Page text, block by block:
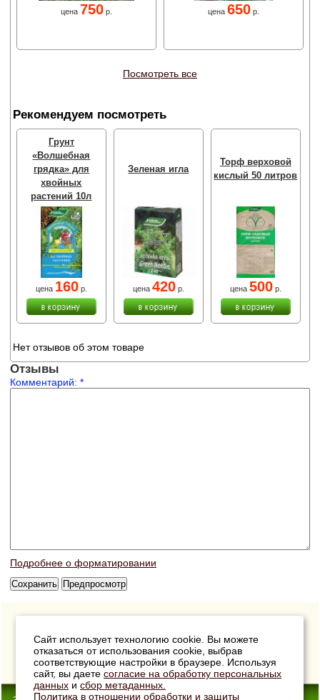
цена 750 р. цена 650 р.
Посмотреть все
Рекомендуем посмотреть
Грунт
«Волшебная
грядка» для
хвойных
растений 10л
цена 160р.
Зеленая игла
цена 420р.
Торф верховой
кислый 50 литров
цена 500р.
Нет отзывов об этом товаре
Отзывы
Комментарий: *
Подробнее о форматировании
Сайт использует технологию cookie. Вы можете
отказаться от использования cookie, выбрав
соответствующие настройки в браузере. Используя
сайт, вы даетесогласие на обработку персональных
данных исбор метаданных.
Политика в отношении обработки и защиты